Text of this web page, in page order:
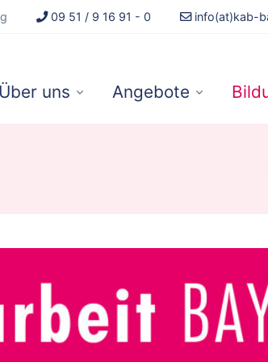
09 51 / 9 16 91 - 0 info(at)kab-
Über uns Angebote